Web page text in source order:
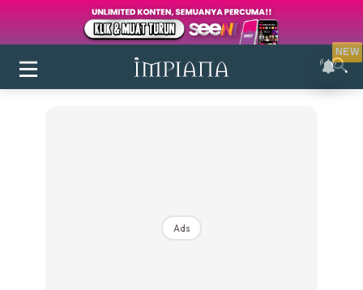
Login|Register
Ads
NEW